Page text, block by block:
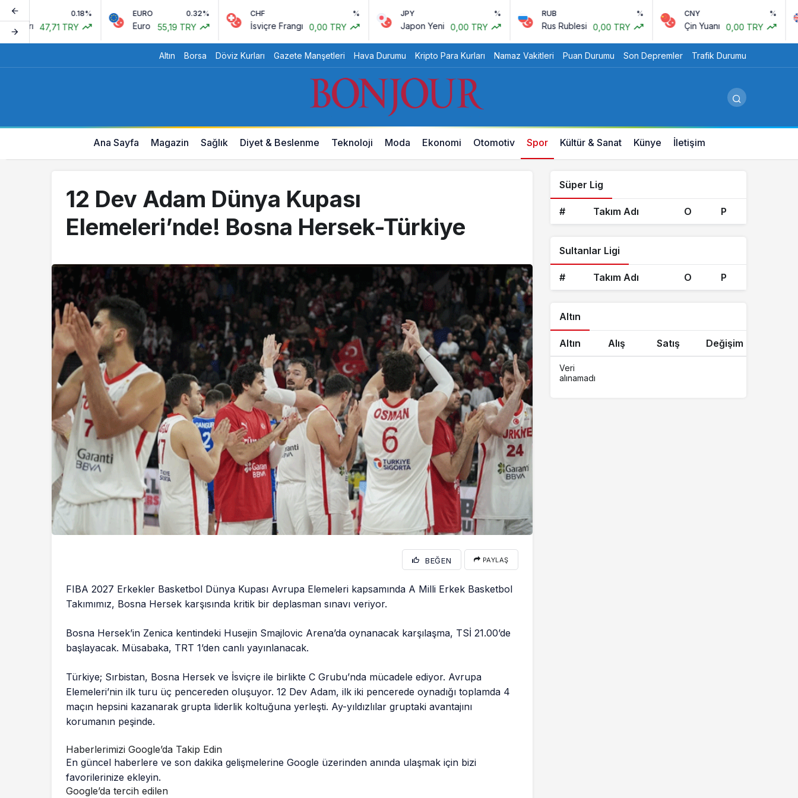
47,71 TRY
EURO
Euro 55,19 TRY
CHF
İsviçre Frangı 0,00 TRY
JPY
Japon Yeni 0,00 TRY Rus Rublesi 0,00 TRY
CNY
Çin Yuanı 0,00 TRY
Altın Borsa Döviz Kurları Gazete Manşetleri Hava Durumu Kripto Para Kurları Namaz Vakitleri Puan Durumu Son Depremler Trafik Durumu
Ana Sayfa Magazin Sağlık Diyet & Beslenme Teknoloji Moda Ekonomi Otomotiv Spor Kültür & Sanat Künye İletişim
12 Dev Adam Dünya Kupası
Elemeleri’nde! Bosna Hersek-Türkiye
BEĞEN PAYLAŞ
FIBA 2027 Erkekler Basketbol Dünya Kupası Avrupa Elemeleri kapsamında A Milli Erkek Basketbol
Takımımız, Bosna Hersek karşısında kritik bir deplasman sınavı veriyor.
Bosna Hersek’in Zenica kentindeki Husejin Smajlovic Arena’da oynanacak karşılaşma, TSİ 21.00’de
başlayacak. Müsabaka, TRT 1’den canlı yayınlanacak.
Türkiye; Sırbistan, Bosna Hersek ve İsviçre ile birlikte C Grubu’nda mücadele ediyor. Avrupa
Elemeleri’nin ilk turu üç pencereden oluşuyor. 12 Dev Adam, ilk iki pencerede oynadığı toplamda 4
maçın hepsini kazanarak grupta liderlik koltuğuna yerleşti. Ay-yıldızlılar gruptaki avantajını
korumanın peşinde.
Haberlerimizi Google’da Takip Edin
En güncel haberlere ve son dakika gelişmelerine Google üzerinden anında ulaşmak için bizi
favorilerinize ekleyin.
Google’da tercih edilen
Süper Lig
# Takım Adı O P
Sultanlar Ligi
# Takım Adı O P
Altın
Altın Alış Satış Değişim
Veri
alınamadı